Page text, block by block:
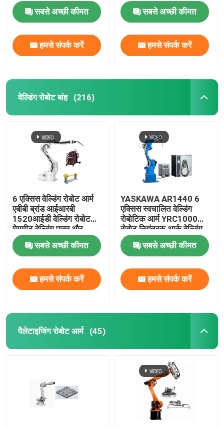
सबसे अच्छी कीमत
हमसे संपर्क करें
लिए पहुंच
सबसे अच्छी कीमत
हमसे संपर्क करें
वेल्डिंग रोबोट बांह (216)
6 एक्सिस वेल्डिंग रोबोट आर्म
एबीबी ब्रांड आईआरबी
1520आईडी वेल्डिंग रोबोट
मेगमीट वेल्डिंग पावर और
पोजिशनर के साथ
सबसे अच्छी कीमत
हमसे संपर्क करें
YASKAWA AR1440 6
एक्सिस स्वचालित वेल्डिंग
रोबोटिक आर्म YRC1000
रोबोट नियंत्रक आर्क वेल्डिंग
रोबोट के साथ
सबसे अच्छी कीमत
हमसे संपर्क करें
पैलेटाइजिंग रोबोट आर्म (45)